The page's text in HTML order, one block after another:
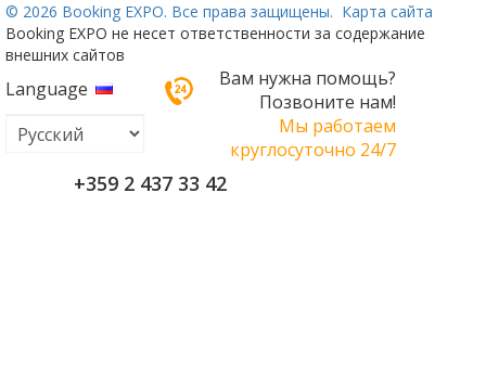
© 2026 Booking EXPO. Все права защищены. Карта сайта
Booking EXPO не несет ответственности за содержание
внешних сайтов
Language
Вам нужна помощь?
Позвоните нам!
Мы работаем
круглосуточно 24/7
+359 2 437 33 42